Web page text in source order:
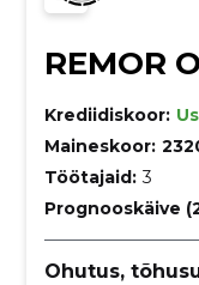
REMOR
Krediidiskoor:
Maineskoor:
Töötajaid: 3
Prognooskäive
Ohutus,